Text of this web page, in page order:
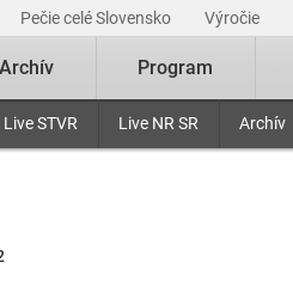
Pečie celé Slovensko Výročie
Live STVR Live NR SR Archív
Archív Program